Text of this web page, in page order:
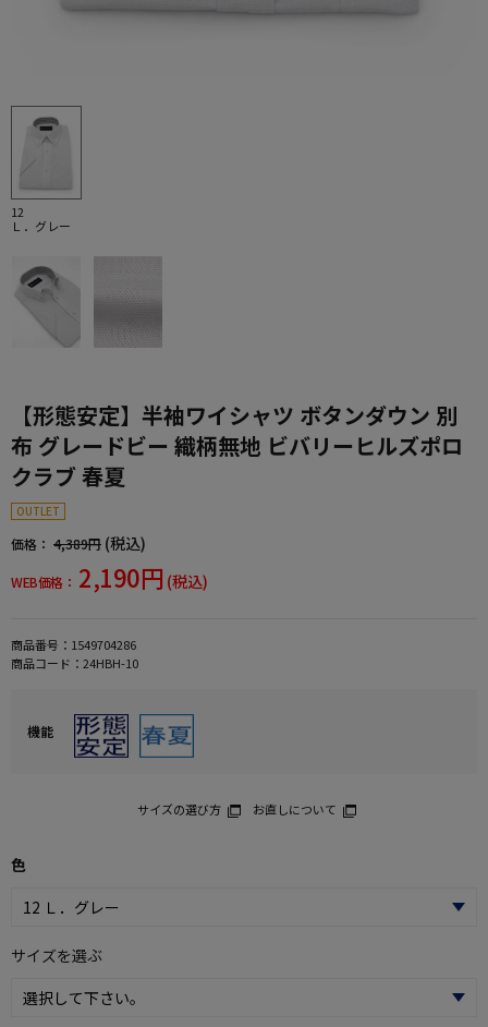
12
Ｌ．グレー
【形態安定】半袖ワイシャツ ボタンダウン 別
布 グレードビー 織柄無地 ビバリーヒルズポロ
クラブ 春夏
OUTLET
価格： 4,389円 (税込)
WEB価格： 2,190円 (税込)
商品番号： 1549704286
商品コード： 24HBH-10
機能
サイズの選び方 お直しについて
色
サイズを選ぶ